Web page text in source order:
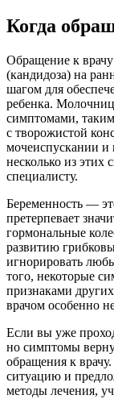
Когда
Обращение к
(кандидоза) на
шагом для
ребенка.
симптомами,
с творожистой
мочеиспускании и
несколько из этих
специалисту.
Беременность —
претерпевает
гормональные
развитию
игнорировать
того, некоторые
признаками
врачом особенно
Если вы уже
но симптомы
обращения к
ситуацию и
методы лечения,